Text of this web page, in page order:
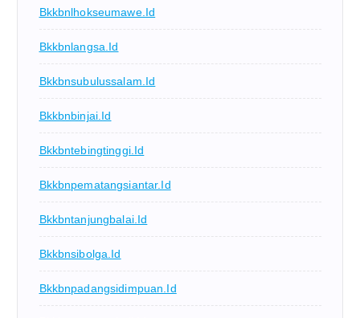
Bkkbnlhokseumawe.id
Bkkbnlangsa.id
Bkkbnsubulussalam.id
Bkkbnbinjai.id
Bkkbntebingtinggi.id
Bkkbnpematangsiantar.id
Bkkbntanjungbalai.id
Bkkbnsibolga.id
Bkkbnpadangsidimpuan.id